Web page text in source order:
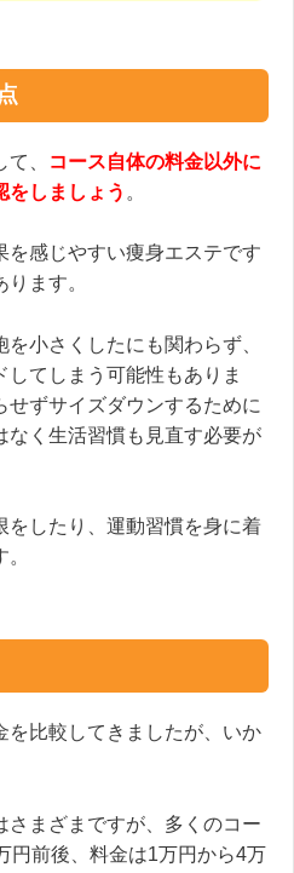
、
コース自体の料金以外に
をしましょう 。
を感じやすい痩身エステです
ます。
小さくしたにも関わらず、
てしまう可能性もありま
ずサイズダウンするために
なく生活習慣も見直す必要が
をしたり、運動習慣を身に着
を比較してきましたが、いか
さまざまですが、多くのコー
円前後、料金は1万円から4万